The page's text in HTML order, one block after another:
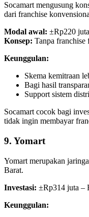
Socamart mengusung
dari franchise
Modal awal: ±Rp220 juta
Konsep: Tanpa franchise
Keunggulan:
Skema kemitraan
Bagi hasil
Support sistem
Socamart cocok bagi
tidak ingin membayar
9. Yomart
Yomart merupakan
Barat.
Investasi: ±Rp314 juta –
Keunggulan: